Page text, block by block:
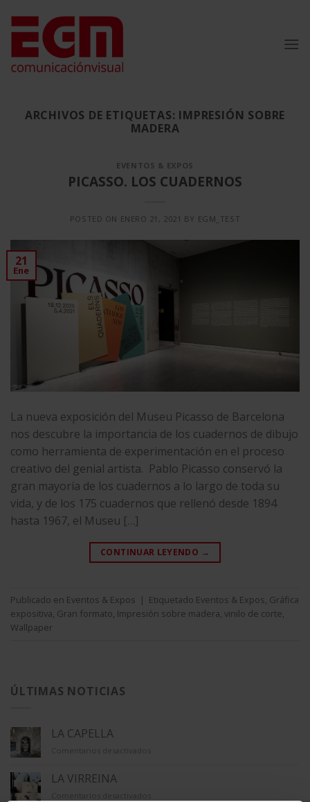
contenido
ARCHIVOS DE ETIQUETAS: IMPRESIÓN SOBRE
MADERA
EVENTOS & EXPOS
PICASSO. LOS CUADERNOS
POSTED ON ENERO 21, 2021 BY EGM_TEST
21
Ene
La nueva exposición del Museu Picasso de Barcelona
nos descubre la importancia de los cuadernos de dibujo
como herramienta de experimentación en el proceso
creativo del genial artista. Pablo Picasso conservó la
gran mayoría de los cuadernos a lo largo de toda su
vida, y de los 175 cuadernos que rellenó desde 1894
hasta 1967, el Museu […]
CONTINUAR LEYENDO →
Publicado en Eventos & Expos | Etiquetado Eventos & Expos, Gráfica
expositiva, Gran formato, Impresión sobre madera, vinilo de corte,
Wallpaper
ÚLTIMAS NOTICIAS
LA CAPELLA
Comentarios desactivados
LA VIRREINA
Comentarios desactivados